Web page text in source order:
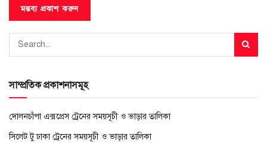
সাম্প্রতিক প্রকাশনাসমূহ
দোলনচাঁপা এক্সপ্রেস ট্রেনের সময়সূচী ও ভাড়ার তালিকা
সিলেট টু ঢাকা ট্রেনের সময়সূচী ও ভাড়ার তালিকা